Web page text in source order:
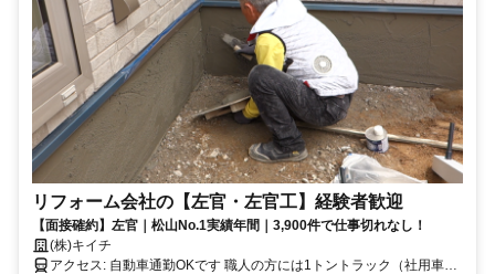
リフォーム会社の【左官・左官工】経験者歓迎
【面接確約】左官｜松山No.1実績年間｜3,900件で仕事切れなし！
(株)キイチ
アクセス: 自動車通勤OKです 職人の方には1トントラック（社用車）